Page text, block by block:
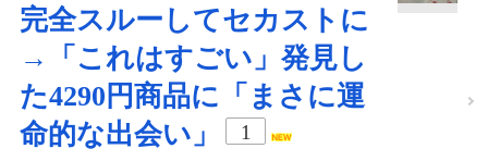
完全スルーしてセカストに
→「これはすごい」発見し
た4290円商品に「まさに運
命的な出会い」
1